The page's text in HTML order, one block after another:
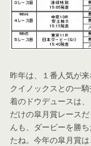
昨年は、１番人気が
クイノックスとの一
着のドウデュースは
だけの皐月賞レース
んも、ダービーを勝
たね。今年の皐月賞